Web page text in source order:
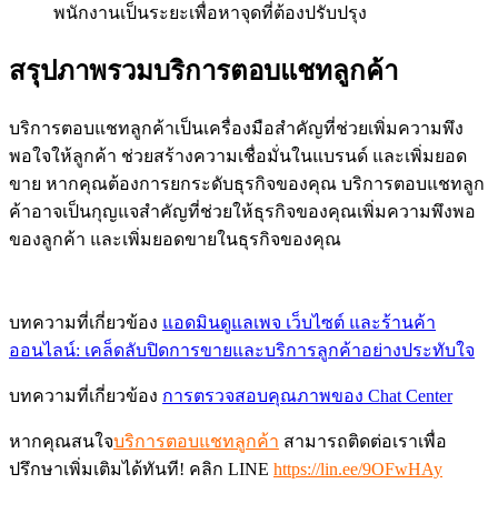
พนักงานเป็นระยะเพื่อหาจุดที่ต้องปรับปรุง
สรุปภาพรวมบริการตอบแชทลูกค้า
บริการตอบแชทลูกค้าเป็นเครื่องมือสำคัญที่ช่วยเพิ่มความพึง
พอใจให้ลูกค้า ช่วยสร้างความเชื่อมั่นในแบรนด์ และเพิ่มยอด
ขาย หากคุณต้องการยกระดับธุรกิจของคุณ บริการตอบแชทลูก
ค้าอาจเป็นกุญแจสำคัญที่ช่วยให้ธุรกิจของคุณเพิ่มความพึงพอ
ของลูกค้า และเพิ่มยอดขายในธุรกิจของคุณ
บทความที่เกี่ยวข้อง แอดมินดูแลเพจ เว็บไซต์ และร้านค้า
ออนไลน์: เคล็ดลับปิดการขายและบริการลูกค้าอย่างประทับใจ
บทความที่เกี่ยวข้อง การตรวจสอบคุณภาพของ Chat Center
หากคุณสนใจบริการตอบแชทลูกค้า สามารถติดต่อเราเพื่อ
ปรึกษาเพิ่มเติมได้ทันที! คลิก LINE https://lin.ee/9OFwHAy